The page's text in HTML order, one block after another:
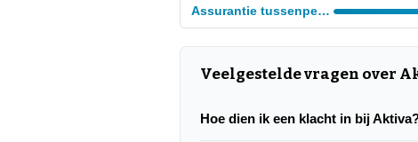
Assurantie tussenpersonen
Veelgestelde vragen over
Hoe dien ik een klacht in bij